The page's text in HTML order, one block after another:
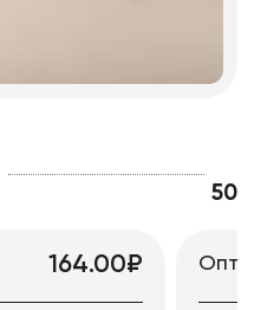
50
164.00₽